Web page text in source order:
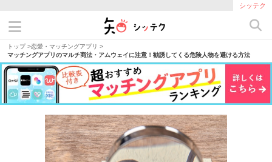
シッテク
トップ>恋愛・マッチングアプリ >
マッチングアプリのマルチ商法・アムウェイに注意！勧誘してくる危険人物を避ける方法